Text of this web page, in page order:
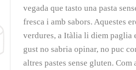
vegada que tasto una pasta
fresca i amb sabors. Aquestes
verdures, a Itàlia li diem paglia
gust no sabria opinar, no puc
altres pastes sense gluten. Com